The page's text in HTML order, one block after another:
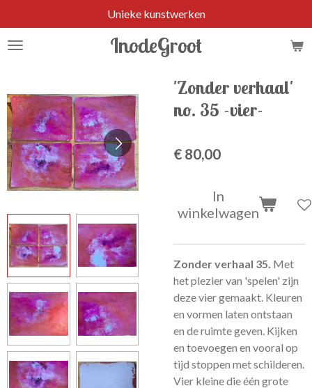
direct
naar
InodeGroot
Unieke kunstwerken
'Zonder verhaal'
no. 35 -vier-
€ 80,00
In
winkelwagen
Zonder verhaal 35. Met
het plezier van 'spelen' zijn
deze vier gemaakt. Kleuren
en vormen laten ontstaan
en de ruimte geven. Kijken
en toevoegen en vooral op
tijd stoppen met schilderen.
Vier kleine die één grote